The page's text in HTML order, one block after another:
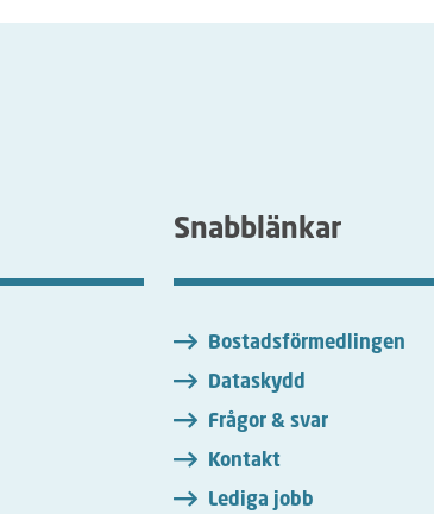
Snabblänkar
Bostadsförmedlingen
Dataskydd
Frågor & svar
Kontakt
Lediga jobb